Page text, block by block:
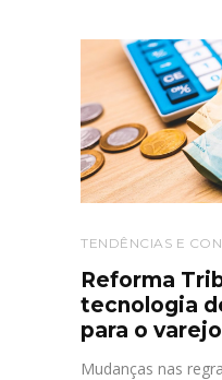
TENDÊNCIAS E
Reforma
tecnologia
para o varejo
Mudanças nas